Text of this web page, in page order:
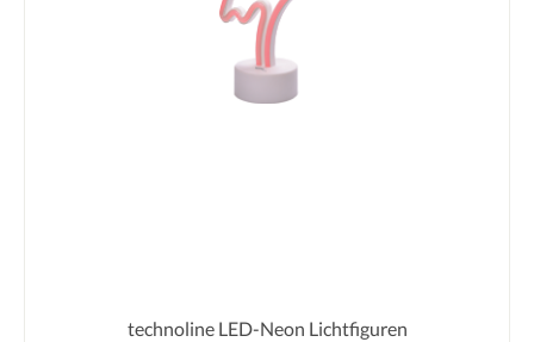
technoline LED-Neon Lichtfiguren